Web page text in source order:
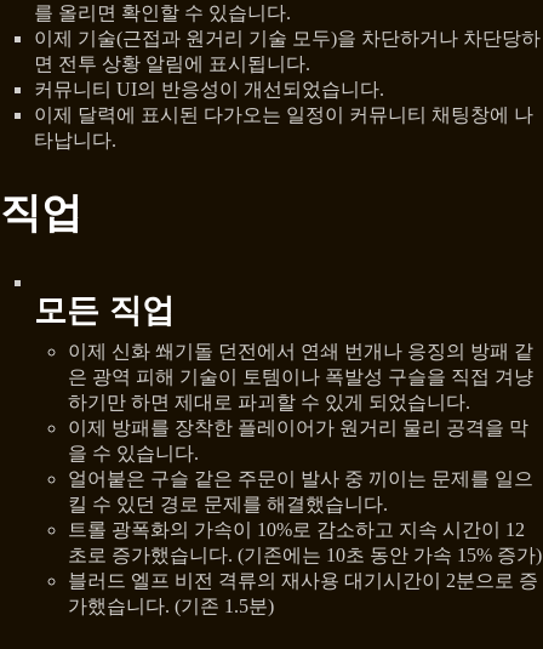
를 올리면 확인할 수 있습니다.
이제 기술(근접과 원거리 기술 모두)을 차단하거나 차단당하
면 전투 상황 알림에 표시됩니다.
커뮤니티 UI의 반응성이 개선되었습니다.
이제 달력에 표시된 다가오는 일정이 커뮤니티 채팅창에 나
타납니다.
직업
모든 직업
이제 신화 쐐기돌 던전에서 연쇄 번개나 응징의 방패 같
은 광역 피해 기술이 토템이나 폭발성 구슬을 직접 겨냥
하기만 하면 제대로 파괴할 수 있게 되었습니다.
이제 방패를 장착한 플레이어가 원거리 물리 공격을 막
을 수 있습니다.
얼어붙은 구슬 같은 주문이 발사 중 끼이는 문제를 일으
킬 수 있던 경로 문제를 해결했습니다.
트롤 광폭화의 가속이 10%로 감소하고 지속 시간이 12
초로 증가했습니다. (기존에는 10초 동안 가속 15% 증가)
블러드 엘프 비전 격류의 재사용 대기시간이 2분으로 증
가했습니다. (기존 1.5분)